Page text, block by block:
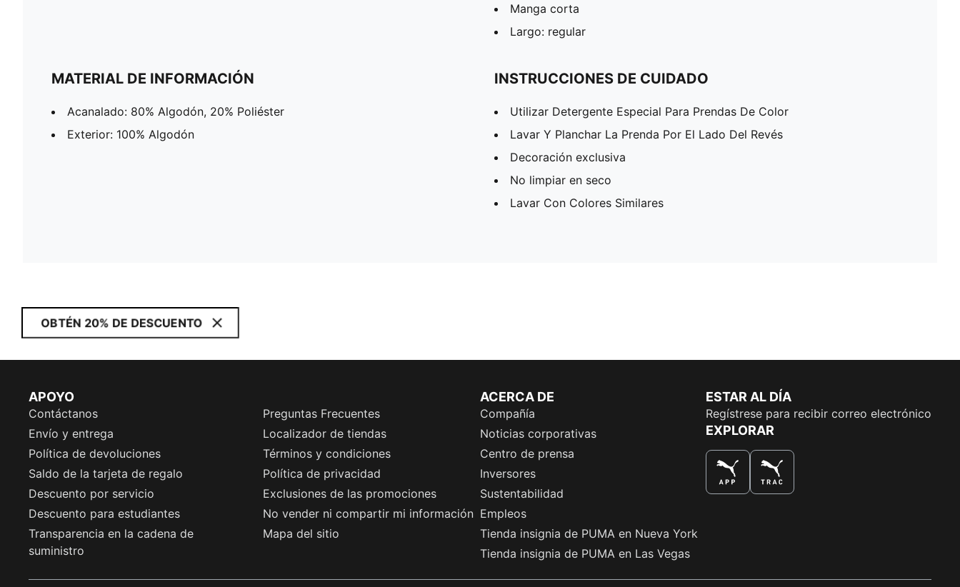
Manga corta
Largo: regular
MATERIAL DE INFORMACIÓN
Acanalado: 80% Algodón, 20% Poliéster
Exterior: 100% Algodón
INSTRUCCIONES DE CUIDADO
Utilizar Detergente Especial Para Prendas De Color
Lavar Y Planchar La Prenda Por El Lado Del Revés
Decoración exclusiva
No limpiar en seco
Lavar Con Colores Similares
OBTÉN 20% DE DESCUENTO
APOYO
Contáctanos
Preguntas Frecuentes
Envío y entrega
Localizador de tiendas
Política de devoluciones
Términos y condiciones
Saldo de la tarjeta de regalo
Política de privacidad
Descuento por servicio
Exclusiones de las promociones
Descuento para estudiantes
No vender ni compartir mi información
Transparencia en la cadena de
suministro
Mapa del sitio
ACERCA DE
Compañía
Noticias corporativas
Centro de prensa
Inversores
Sustentabilidad
Empleos
Tienda insignia de PUMA en Nueva York
Tienda insignia de PUMA en Las Vegas
ESTAR AL DÍA
Regístrese para recibir correo electrónico
EXPLORAR